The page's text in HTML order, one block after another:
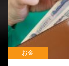
お金